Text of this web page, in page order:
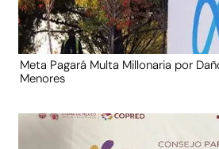
Meta Pagará Multa Millonaria por
Menores